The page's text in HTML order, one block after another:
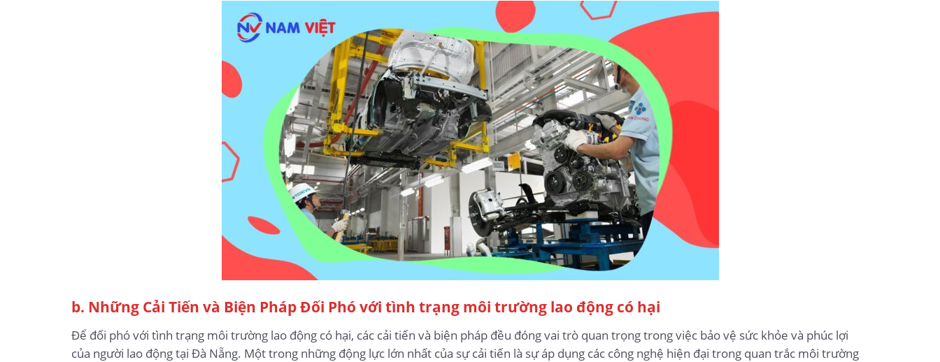
b. Những Cải Tiến và Biện Pháp Đối Phó với tình trạng môi trường lao động có hại
Để đối phó với tình trạng môi trường lao động có hại, các cải tiến và biện pháp đều đóng vai trò quan trọng trong việc bảo vệ sức khỏe và phúc lợi
của người lao động tại Đà Nẵng. Một trong những động lực lớn nhất của sự cải tiến là sự áp dụng các công nghệ hiện đại trong quan trắc môi trường